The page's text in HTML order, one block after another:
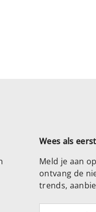
Wees als
Meld je aan
ontvang de
trends,